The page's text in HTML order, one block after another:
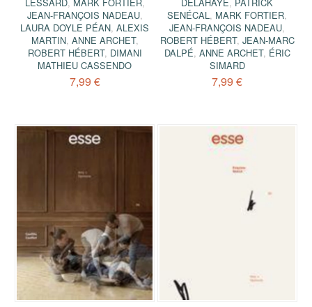
LESSARD, MARK FORTIER,
JEAN-FRANÇOIS NADEAU,
LAURA DOYLE PÉAN,ALEXIS
MARTIN, ANNE ARCHET,
ROBERT HÉBERT, DIMANI
MATHIEU CASSENDO
7,99 €
DELAHAYE, PATRICK
SENÉCAL, MARK FORTIER,
JEAN-FRANÇOIS NADEAU,
ROBERT HÉBERT, JEAN-MARC
DALPÉ, ANNE ARCHET, ÉRIC
SIMARD
7,99 €